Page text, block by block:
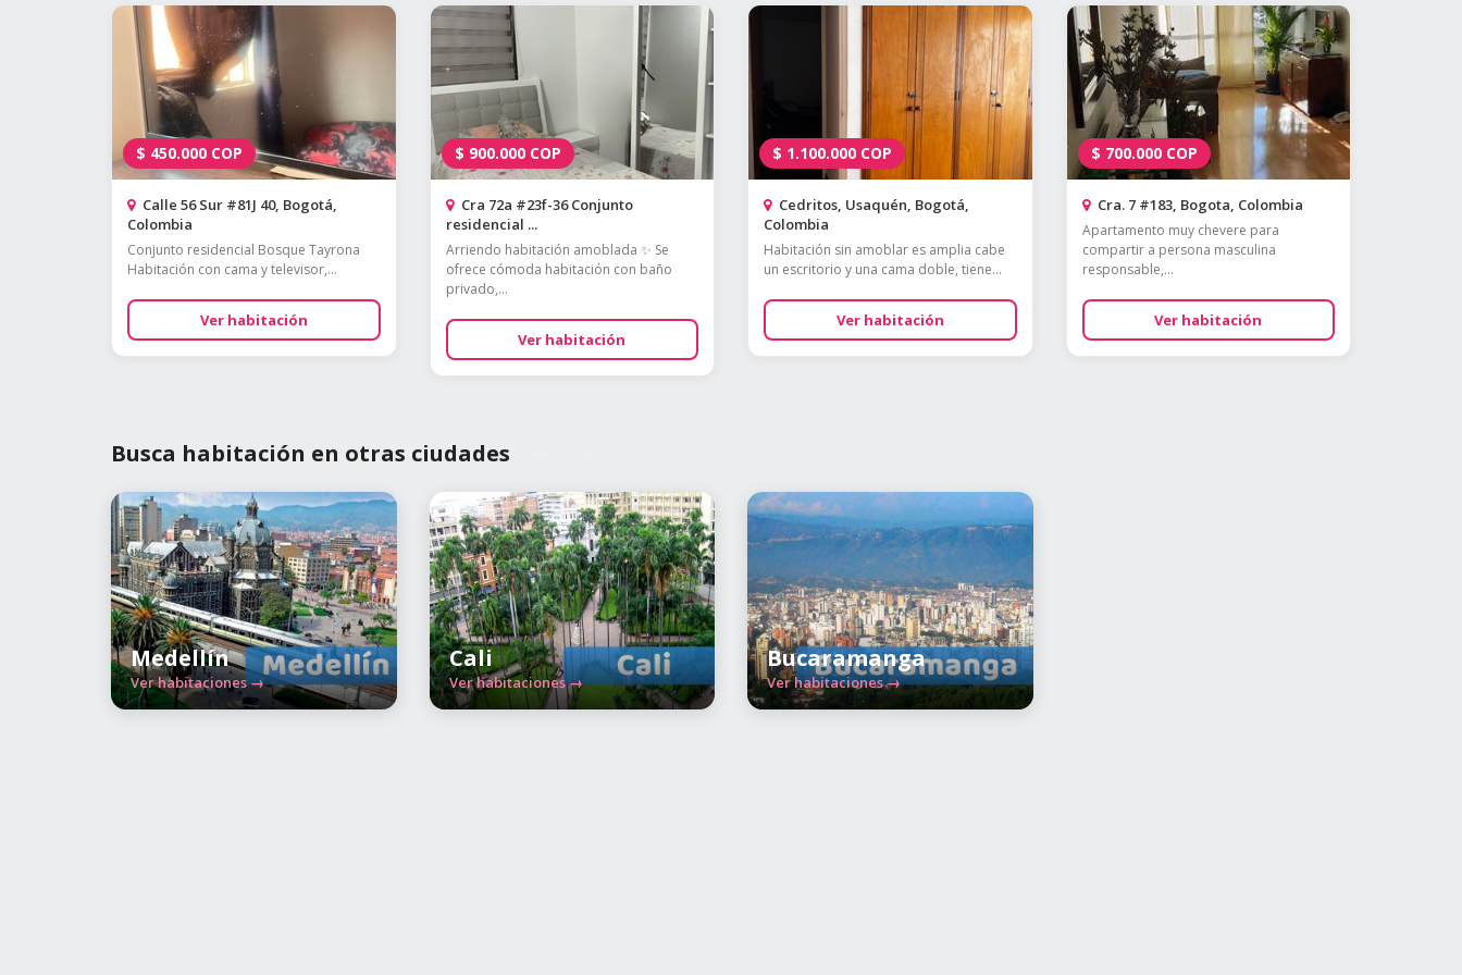
$ 450.000 COP
Calle 56 Sur #81J 40, Bogotá,
Colombia
Conjunto residencial Bosque Tayrona
Habitación con cama y televisor,...
Ver habitación
$ 900.000 COP
Cra 72a #23f-36 Conjunto
residencial ...
Arriendo habitación amoblada ✨ Se
ofrece cómoda habitación con baño
privado,...
Ver habitación
$ 1.100.000 COP
Cedritos, Usaquén, Bogotá,
Colombia
Habitación sin amoblar es amplia cabe
un escritorio y una cama doble, tiene...
Ver habitación
$ 700.000 COP
Cra. 7 #183, Bogota, Colombia
Apartamento muy chevere para
compartir a persona masculina
responsable,...
Ver habitación
Busca habitación en otras ciudades
Medellín
Ver habitaciones →
Cali
Ver habitaciones →
Bucaramanga
Ver habitaciones →